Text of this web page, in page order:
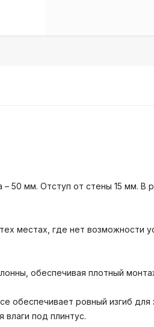
– 50 мм. Отступ от стены 15 мм. В
местах, где нет возможности
обеспечивая плотный
обеспечивает ровный изгиб для
под плинтус.